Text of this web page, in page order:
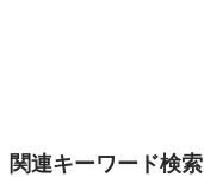
関連キーワード検索